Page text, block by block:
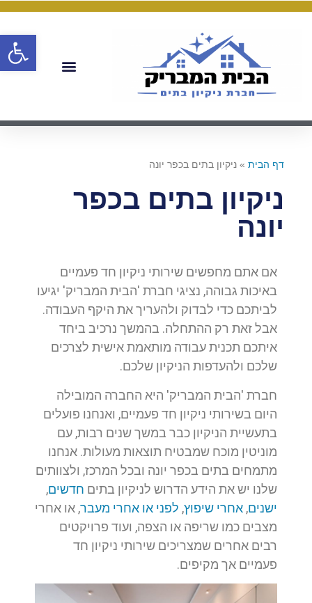
דף הבית » ניקיון בתים בכפר יונה
ניקיון בתים בכפר
יונה
אם אתם מחפשים שירותי ניקיון חד פעמיים
באיכות גבוהה, נציגי חברת 'הבית המבריק' יגיעו
לביתכם כדי לבדוק ולהעריך את היקף העבודה.
אבל זאת רק ההתחלה. בהמשך נרכיב ביחד
איתכם תכנית עבודה מותאמת אישית לצרכים
שלכם ולהעדפות הניקיון שלכם.
חברת 'הבית המבריק' היא החברה המובילה
היום בשירותי ניקיון חד פעמיים, ואנחנו פועלים
בתעשיית הניקיון כבר במשך שנים רבות, עם
מוניטין מוכח שמבטיח תוצאות מעולות. אנחנו
מתמחים בתים בכפר יונה ובכל המרכז, ולצוותים
שלנו יש את הידע הדרוש לניקיון בתים חדשים,
ישנים, אחרי שיפוץ, לפני או אחרי מעבר, או אחרי
מצבים כמו שריפה או הצפה, ועוד פרויקטים
רבים אחרים שמצריכים שירותי ניקיון חד
פעמיים אך מקיפים.